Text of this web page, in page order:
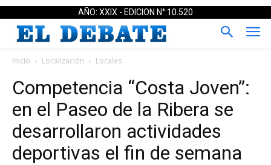
AÑO: XXIX - EDICION N°:10.520
Inicio Localización Locales
Competencia “Costa Joven”:
en el Paseo de la Ribera se
desarrollaron actividades
deportivas el fin de semana